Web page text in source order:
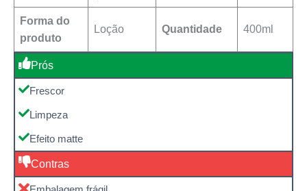
Forma do
produto
Loção Quantidade 400ml
Prós
Frescor
Limpeza
Efeito matte
Contras